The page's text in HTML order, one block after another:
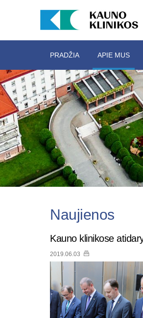
PRADŽIA APIE MUS
Naujienos
Kauno klinikose
2019.06.03